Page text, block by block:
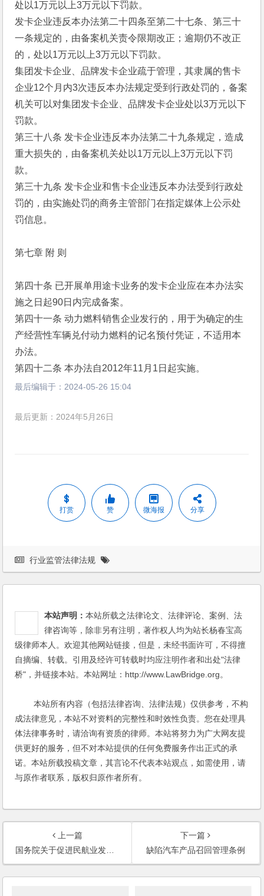
处以1万元以上3万元以下罚款。
发卡企业违反本办法第二十四条至第二十七条、第三十
一条规定的，由备案机关责令限期改正；逾期仍不改正
的，处以1万元以上3万元以下罚款。
集团发卡企业、品牌发卡企业疏于管理，其隶属的售卡
企业12个月内3次违反本办法规定受到行政处罚的，备案
机关可以对集团发卡企业、品牌发卡企业处以3万元以下
罚款。
第三十八条 发卡企业违反本办法第二十九条规定，造成
重大损失的，由备案机关处以1万元以上3万元以下罚
款。
第三十九条 发卡企业和售卡企业违反本办法受到行政处
罚的，由实施处罚的商务主管部门在指定媒体上公示处
罚信息。
第七章 附 则
第四十条 已开展单用途卡业务的发卡企业应在本办法实
施之日起90日内完成备案。
第四十一条 动力燃料销售企业发行的，用于为确定的生
产经营性车辆兑付动力燃料的记名预付凭证，不适用本
办法。
第四十二条 本办法自2012年11月1日起实施。
最后编辑于： 2024-05-26 15:04
最后更新：2024年5月26日
打赏 赞 微海报 分享
行业监管法律法规
本站声明：本站所载之法律论文、法律评论、案例、法
律咨询等，除非另有注明，著作权人均为站长杨春宝高
级律师本人。欢迎其他网站链接，但是，未经书面许可，不得擅
自摘编、转载。引用及经许可转载时均应注明作者和出处"法律
桥"，并链接本站。本站网址：http://www.LawBridge.org。
本站所有内容（包括法律咨询、法律法规）仅供参考，不构
成法律意见，本站不对资料的完整性和时效性负责。您在处理具
体法律事务时，请洽询有资质的律师。本站将努力为广大网友提
供更好的服务，但不对本站提供的任何免费服务作出正式的承
诺。本站所载投稿文章，其言论不代表本站观点，如需使用，请
与原作者联系，版权归原作者所有。
上一篇
国务院关于促进民航业发展的若干意见
下一篇
缺陷汽车产品召回管理条例